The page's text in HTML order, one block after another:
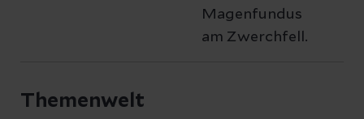
Magenfundus
am Zwerchfell.
Themenwelt